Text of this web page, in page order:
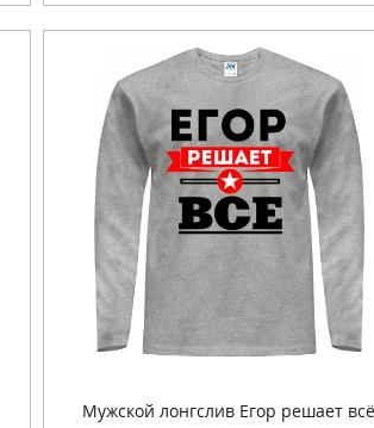
Мужской лонгслив Егор решает всё